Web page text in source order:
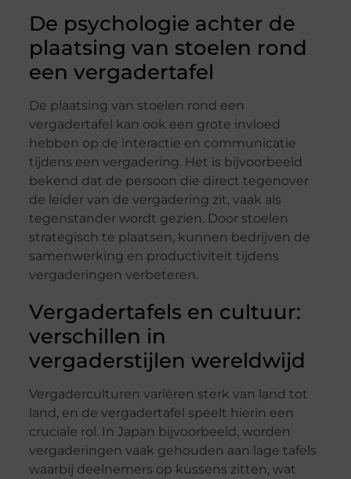
De psychologie achter de
plaatsing van stoelen rond
een vergadertafel
De plaatsing van stoelen rond een
vergadertafel kan ook een grote invloed
hebben op de interactie en communicatie
tijdens een vergadering. Het is bijvoorbeeld
bekend dat de persoon die direct tegenover
de leider van de vergadering zit, vaak als
tegenstander wordt gezien. Door stoelen
strategisch te plaatsen, kunnen bedrijven de
samenwerking en productiviteit tijdens
vergaderingen verbeteren.
Vergadertafels en cultuur:
verschillen in
vergaderstijlen wereldwijd
Vergaderculturen variëren sterk van land tot
land, en de vergadertafel speelt hierin een
cruciale rol. In Japan bijvoorbeeld, worden
vergaderingen vaak gehouden aan lage tafels
waarbij deelnemers op kussens zitten, wat